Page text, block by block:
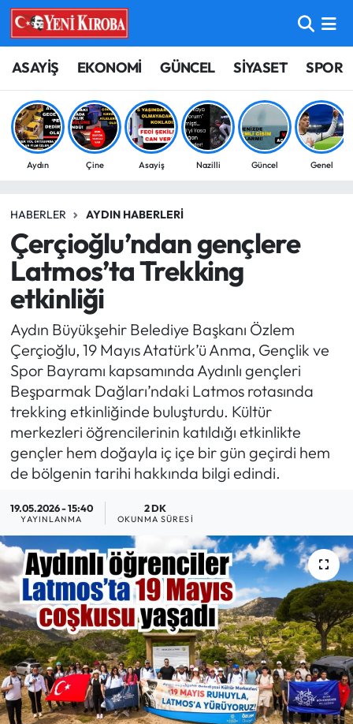
ASAYİŞ EKONOMİ GÜNCEL SİYASET SPOR
Aydın Çine Asayiş Nazilli Güncel Genel
HABERLER AYDIN HABERLERI
Çerçioğlu’ndan gençlere
Latmos’ta Trekking
etkinliği
Aydın Büyükşehir Belediye Başkanı Özlem
Çerçioğlu, 19 Mayıs Atatürk’ü Anma, Gençlik ve
Spor Bayramı kapsamında Aydınlı gençleri
Beşparmak Dağları’ndaki Latmos rotasında
trekking etkinliğinde buluşturdu. Kültür
merkezleri öğrencilerinin katıldığı etkinlikte
gençler hem doğayla iç içe bir gün geçirdi hem
de bölgenin tarihi hakkında bilgi edindi.
19.05.2026 - 15:40
YAYINLANMA
2 DK
OKUNMA SÜRESI
ASAYİŞ
BİLİM-TEKNOLOJİ
ÇEVRE
EĞİTİM
EKONOMİ
GÜNCEL
GÜNDEM
MAGAZİN
SAĞLIK
SİYASET
SPOR
TURİZM
YAŞAM
RESMİ İLANLAR
HABER İLAN
Aydın Nöbetçi Eczaneler
Aydın Hava Durumu
Aydin Namaz Vakitleri
Süper Lig Puan Durumu ve Fikstür
Tüm Manşetler
Son Dakika Haberleri
Haber Arşivi